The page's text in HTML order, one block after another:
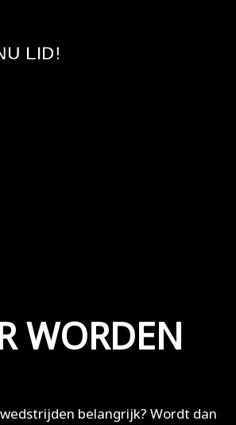
LID!
WORDEN
belangrijk? Wordt dan